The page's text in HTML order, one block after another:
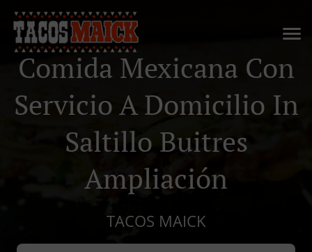
Comida Mexicana Con
Servicio A Domicilio In
Saltillo Buitres
Ampliación
TACOS MAICK